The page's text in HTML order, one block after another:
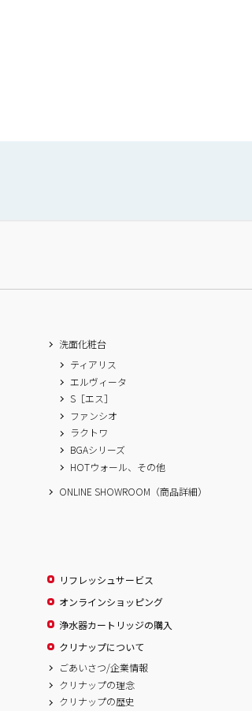
洗面化粧台
ティアリス
エルヴィータ
S［エス］
ファンシオ
ラクトワ
BGAシリーズ
HOTウォール、その他
ONLINE SHOWROOM（商品詳細）
リフレッシュサービス
オンラインショッピング
浄水器カートリッジの購入
クリナップについて
ごあいさつ/企業情報
クリナップの理念
クリナップの歴史